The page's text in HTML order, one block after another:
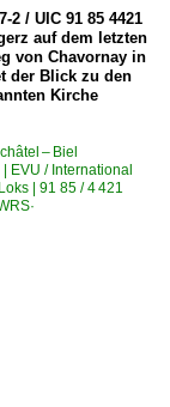
MS· 'X4 E' Private
2 / UIC 91 85 4421
auf dem letzten
von Chavornay in
der Blick zu den
Kirche
– Biel
EVU / International
| 91 85 / 4 421